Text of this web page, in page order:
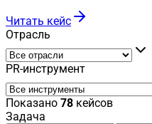
Читать кейс
Отрасль
PR-инструмент
Показано 78 кейсов
Задача